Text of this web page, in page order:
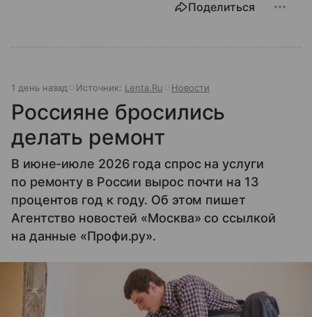
Поделиться
1 день назад Источник: Lenta.Ru Новости
Россияне бросились
делать ремонт
В июне-июле 2026 года спрос на услуги
по ремонту в России вырос почти на 13
процентов год к году. Об этом пишет
Агентство новостей «Москва» со ссылкой
на данные «Профи.ру».